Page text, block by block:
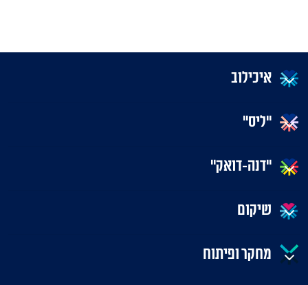
איכילוב
"ליס"
"דנה-דואק"
שיקום
מחקר ופיתוח